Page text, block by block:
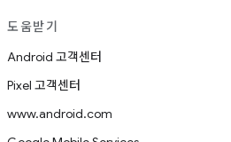
도움받기
Android 고객센터
Pixel 고객센터
www.android.com